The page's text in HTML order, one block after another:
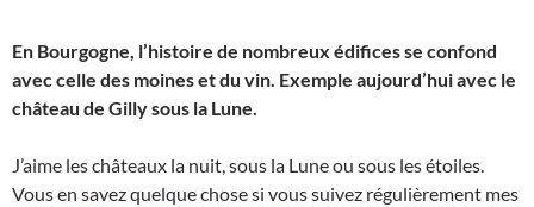
En Bourgogne, l’histoire de nombreux édifices se confond
avec celle des moines et du vin. Exemple aujourd’hui avec le
château de Gilly sous la Lune.
J’aime les châteaux la nuit, sous la Lune ou sous les étoiles.
Vous en savez quelque chose si vous suivez régulièrement mes